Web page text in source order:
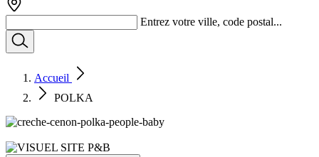
Entrez votre ville, code postal...
Accueil
POLKA